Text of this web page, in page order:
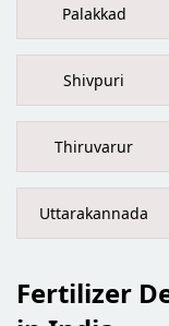
Palakkad
Shivpuri
Thiruvarur
Uttarakannada
Fertilizer